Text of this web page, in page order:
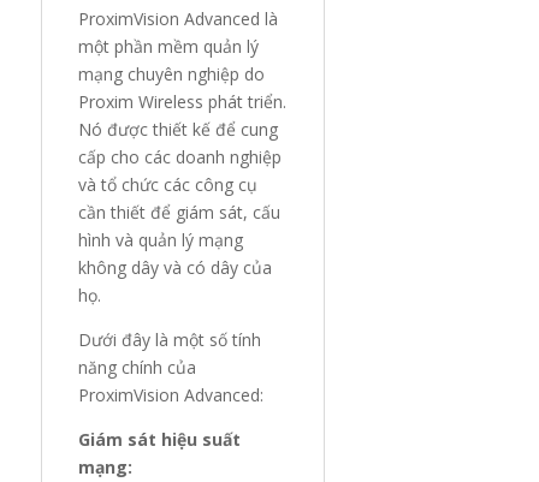
ProximVision Advanced là
một phần mềm quản lý
mạng chuyên nghiệp do
Proxim Wireless phát triển.
Nó được thiết kế để cung
cấp cho các doanh nghiệp
và tổ chức các công cụ
cần thiết để giám sát, cấu
hình và quản lý mạng
không dây và có dây của
họ.
Dưới đây là một số tính
năng chính của
ProximVision Advanced:
Giám sát hiệu suất
mạng: